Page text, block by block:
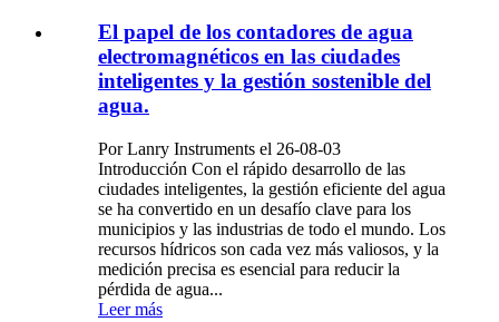
El papel de los contadores de agua
electromagnéticos en las ciudades
inteligentes y la gestión sostenible del
agua.
Por Lanry Instruments el 26-08-03
Introducción Con el rápido desarrollo de las
ciudades inteligentes, la gestión eficiente del agua
se ha convertido en un desafío clave para los
municipios y las industrias de todo el mundo. Los
recursos hídricos son cada vez más valiosos, y la
medición precisa es esencial para reducir la
pérdida de agua...
Leer más